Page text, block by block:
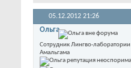
05.12.2012 21:26
Ольга
Сотрудник Лингво-лаборатории
Амальгама